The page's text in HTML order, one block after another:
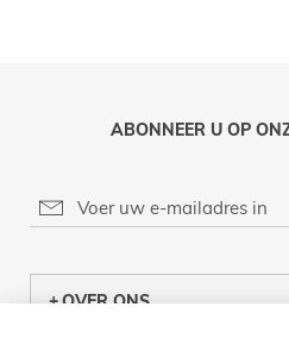
ABONNEER U OP
OVER ONS